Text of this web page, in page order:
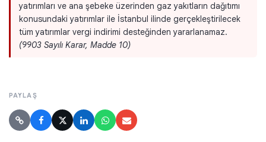
yatırımları ve ana şebeke üzerinden gaz yakıtların dağıtımı
konusundaki yatırımlar ile İstanbul ilinde gerçekleştirilecek
tüm yatırımlar vergi indirimi desteğinden yararlanamaz.
(9903 Sayılı Karar, Madde 10)
PAYLAŞ